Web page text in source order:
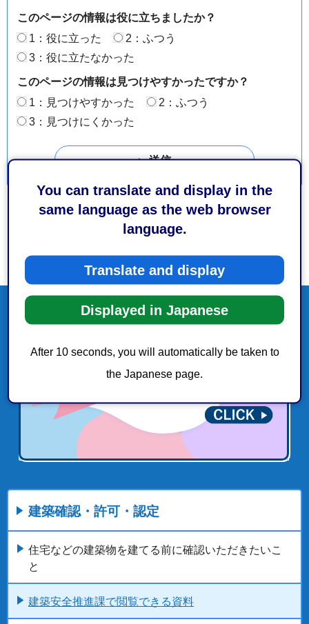
You can translate and display in the
same language as the web browser
language.
Translate and display
Displayed in Japanese
After 10 seconds, you will automatically be taken to
the Japanese page.
このページの情報は役に立ちましたか？
1：役に立った
2：ふつう
3：役に立たなかった
このページの情報は見つけやすかったですか？
1：見つけやすかった
2：ふつう
3：見つけにくかった
建築確認・許可・認定
住宅などの建築物を建てる前に確認いただきたいこ
と
建築安全推進課で閲覧できる資料